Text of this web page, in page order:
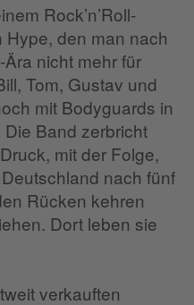
Rock’n’Roll-
den man nach
nicht mehr für
Tom, Gustav und
mit Bodyguards in
Band zerbricht
mit der Folge,
nach fünf
Rücken kehren
Dort leben sie
verkauften